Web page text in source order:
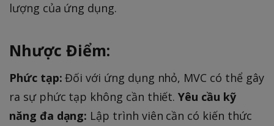
lượng của ứng dụng.
Nhược Điểm:
Phức tạp: Đối với ứng dụng nhỏ, MVC có thể gây
ra sự phức tạp không cần thiết.Yêu cầu kỹ
năng đa dạng: Lập trình viên cần có kiến thức